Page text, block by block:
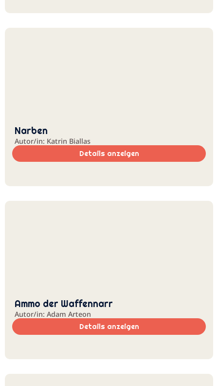
Narben
Autor/in: Katrin Biallas
Details anzeigen
Ammo der Waffennarr
Autor/in: Adam Arteon
Details anzeigen